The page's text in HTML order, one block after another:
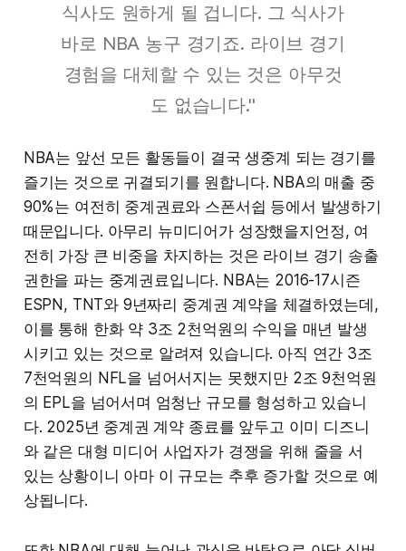
식사도 원하게 될 겁니다. 그 식사가
바로 NBA 농구 경기죠. 라이브 경기
경험을 대체할 수 있는 것은 아무것
도 없습니다."
NBA는 앞선 모든 활동들이 결국 생중계 되는 경기를
즐기는 것으로 귀결되기를 원합니다. NBA의 매출 중
90%는 여전히 중계권료와 스폰서쉽 등에서 발생하기
때문입니다. 아무리 뉴미디어가 성장했을지언정, 여
전히 가장 큰 비중을 차지하는 것은 라이브 경기 송출
권한을 파는 중계권료입니다. NBA는 2016-17시즌
ESPN, TNT와 9년짜리 중계권 계약을 체결하였는데,
이를 통해 한화 약 3조 2천억원의 수익을 매년 발생
시키고 있는 것으로 알려져 있습니다. 아직 연간 3조
7천억원의 NFL을 넘어서지는 못했지만 2조 9천억원
의 EPL을 넘어서며 엄청난 규모를 형성하고 있습니
다. 2025년 중계권 계약 종료를 앞두고 이미 디즈니
와 같은 대형 미디어 사업자가 경쟁을 위해 줄을 서
있는 상황이니 아마 이 규모는 추후 증가할 것으로 예
상됩니다.